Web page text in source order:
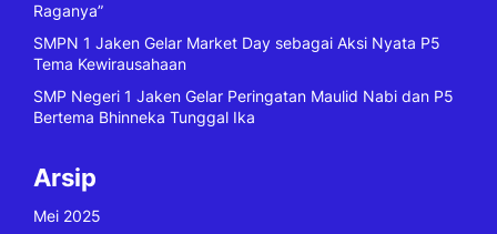
Raganya”
SMPN 1 Jaken Gelar Market Day sebagai Aksi Nyata P5
Tema Kewirausahaan
SMP Negeri 1 Jaken Gelar Peringatan Maulid Nabi dan P5
Bertema Bhinneka Tunggal Ika
Arsip
Mei 2025